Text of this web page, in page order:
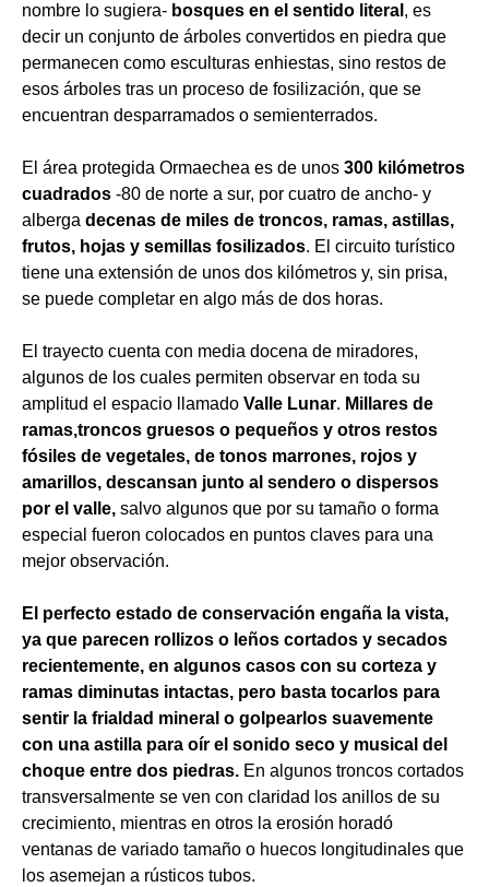
nombre lo sugiera- bosques en el sentido literal , es
decir un conjunto de árboles convertidos en piedra que
permanecen como esculturas enhiestas, sino restos de
esos árboles tras un proceso de fosilización, que se
encuentran desparramados o semienterrados.
El área protegida Ormaechea es de unos 300 kilómetros
cuadrados -80 de norte a sur, por cuatro de ancho- y
alberga decenas de miles de troncos, ramas, astillas,
frutos, hojas y semillas fosilizados. El circuito turístico
tiene una extensión de unos dos kilómetros y, sin prisa,
se puede completar en algo más de dos horas.
El trayecto cuenta con media docena de miradores,
algunos de los cuales permiten observar en toda su
amplitud el espacio llamado Valle Lunar. Millares de
ramas,troncos gruesos o pequeños y otros restos
fósiles de vegetales, de tonos marrones, rojos y
amarillos, descansan junto al sendero o dispersos
por el valle, salvo algunos que por su tamaño o forma
especial fueron colocados en puntos claves para una
mejor observación.
El perfecto estado de conservación engaña la vista,
ya que parecen rollizos o leños cortados y secados
recientemente, en algunos casos con su corteza y
ramas diminutas intactas, pero basta tocarlos para
sentir la frialdad mineral o golpearlos suavemente
con una astilla para oír el sonido seco y musical del
choque entre dos piedras. En algunos troncos cortados
transversalmente se ven con claridad los anillos de su
crecimiento, mientras en otros la erosión horadó
ventanas de variado tamaño o huecos longitudinales que
los asemejan a rústicos tubos.